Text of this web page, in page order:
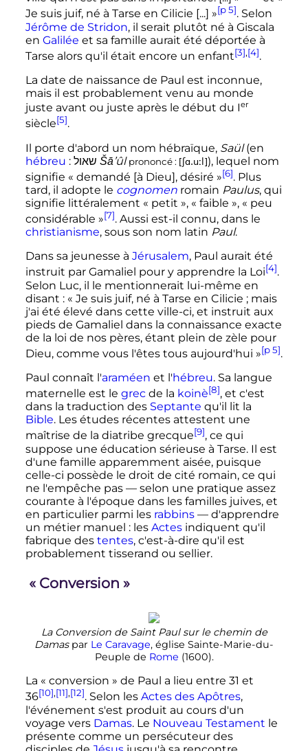
Je suis juif, né à Tarse en Cilicie [...] »[p 5]. Selon
Jérôme de Stridon, il serait plutôt né à Giscala
en Galilée et sa famille aurait été déportée à
Tarse alors qu'il était encore un enfant[3],[4].
La date de naissance de Paul est inconnue,
mais il est probablement venu au monde
juste avant ou juste après le début du Ier
siècle[5].
Il porte d'abord un nom hébraïque, Saül(en
hébreu : שאול Šā’ûl prononcé : [ʃɑ.uːl]), lequel nom
signifie « demandé [à Dieu], désiré »[6]. Plus
tard, il adopte le cognomenromain Paulus, qui
signifie littéralement « petit », « faible », « peu
considérable »[7]. Aussi est-il connu, dans le
christianisme, sous son nom latin Paul.
Dans sa jeunesse à Jérusalem, Paul aurait été
instruit par Gamaliel pour y apprendre la Loi[4].
Selon Luc, il le mentionnerait lui-même en
disant : « Je suis juif, né à Tarse en Cilicie ; mais
j'ai été élevé dans cette ville-ci, et instruit aux
pieds de Gamaliel dans la connaissance exacte
de la loi de nos pères, étant plein de zèle pour
Dieu, comme vous l'êtes tous aujourd'hui »[p 5].
Paul connaît l'araméen et l'hébreu. Sa langue
maternelle est le grecde la koinè[8], et c'est
dans la traduction des Septante qu'il lit la
Bible. Les études récentes attestent une
maîtrise de la diatribe grecque[9], ce qui
suppose une éducation sérieuse à Tarse. Il est
d'une famille apparemment aisée, puisque
celle-ci possède le droit de cité romain, ce qui
ne l'empêche pas — selon une pratique assez
courante à l'époque dans les familles juives, et
en particulier parmi les rabbins— d'apprendre
un métier manuel : les Actesindiquent qu'il
fabrique des tentes, c'est-à-dire qu'il est
probablement tisserand ou sellier.
« Conversion »
La Conversion de Saint Paul sur le chemin de
Damaspar Le Caravage, église Sainte-Marie-du-
Peuple de Rome (1600).
La « conversion » de Paul a lieu entre 31 et
36[10],[11],[12]. Selon les Actes des Apôtres,
l'événement s'est produit au cours d'un
voyage vers Damas. Le Nouveau Testament le
présente comme un persécuteur des